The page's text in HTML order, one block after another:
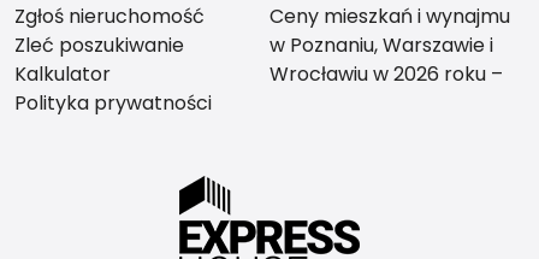
Zgłoś nieruchomość
Zleć poszukiwanie
Kalkulator
Polityka prywatności
Ceny mieszkań i wynajmu
w Poznaniu, Warszawie i
Wrocławiu w 2026 roku –